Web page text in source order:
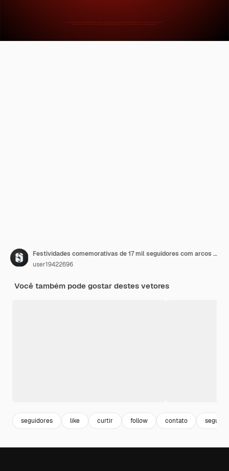
Festividades comemorativas de 17 mil seguidores com arcos de glitter dourado.
user19422696
Você também pode gostar destes vetores
seguidores like curtir follow contato seguir